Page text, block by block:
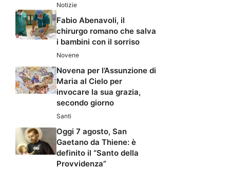
Notizie
Fabio Abenavoli, il
chirurgo romano che salva
i bambini con il sorriso
Novene
Novena per l’Assunzione di
Maria al Cielo per
invocare la sua grazia,
secondo giorno
Santi
Oggi 7 agosto, San
Gaetano da Thiene: è
definito il “Santo della
Provvidenza”